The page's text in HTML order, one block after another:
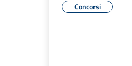
Concorsi